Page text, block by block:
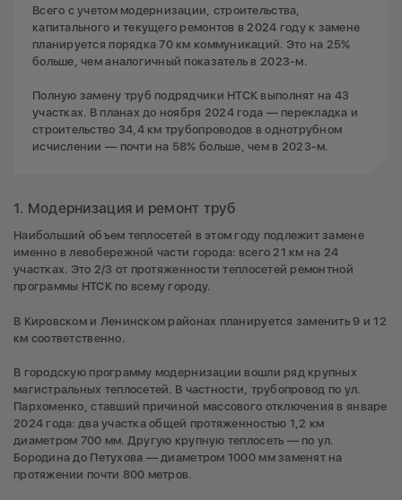
Всего с учетом модернизации, строительства,
капитального и текущего ремонтов в 2024 году к замене
планируется порядка 70 км коммуникаций. Это на 25%
больше, чем аналогичный показатель в 2023-м.
Полную замену труб подрядчики НТСК выполнят на 43
участках. В планах до ноября 2024 года — перекладка и
строительство 34,4 км трубопроводов в однотрубном
исчислении — почти на 58% больше, чем в 2023-м.
1. Модернизация и ремонт труб
Наибольший объем теплосетей в этом году подлежит замене
именно в левобережной части города: всего 21 км на 24
участках. Это 2/3 от протяженности теплосетей ремонтной
программы НТСК по всему городу.
В Кировском и Ленинском районах планируется заменить 9 и 12
км соответственно.
В городскую программу модернизации вошли ряд крупных
магистральных теплосетей. В частности, трубопровод по ул.
Пархоменко, ставший причиной массового отключения в январе
2024 года: два участка общей протяженностью 1,2 км
диаметром 700 мм. Другую крупную теплосеть — по ул.
Бородина до Петухова — диаметром 1000 мм заменят на
протяжении почти 800 метров.